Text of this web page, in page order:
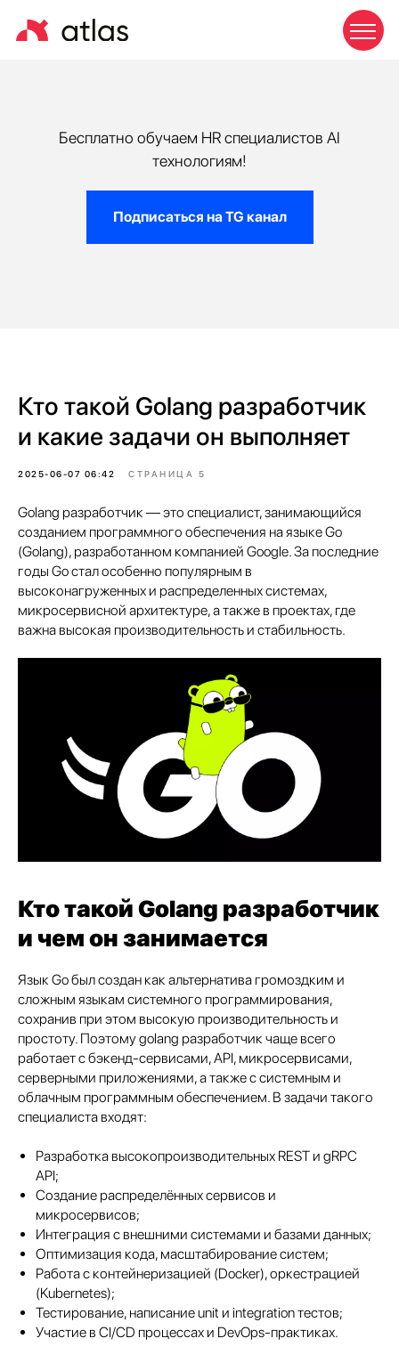
Бесплатно обучаем HR специалистов AI
технологиям!
Подписаться на TG канал
Кто такой Golang разработчик
и какие задачи он выполняет
2025-06-07 06:42 СТРАНИЦА 5
Golang разработчик — это специалист, занимающийся
созданием программного обеспечения на языке Go
(Golang), разработанном компанией Google. За последние
годы Go стал особенно популярным в
высоконагруженных и распределенных системах,
микросервисной архитектуре, а также в проектах, где
важна высокая производительность и стабильность.
Кто такой Golang разработчик
и чем он занимается
Язык Go был создан как альтернатива громоздким и
сложным языкам системного программирования,
сохранив при этом высокую производительность и
простоту. Поэтому golang разработчик чаще всего
работает с бэкенд-сервисами, API, микросервисами,
серверными приложениями, а также с системным и
облачным программным обеспечением. В задачи такого
специалиста входят:
Разработка высокопроизводительных REST и gRPC
API;
Создание распределённых сервисов и
микросервисов;
Интеграция с внешними системами и базами данных;
Оптимизация кода, масштабирование систем;
Работа с контейнеризацией (Docker), оркестрацией
(Kubernetes);
Тестирование, написание unit и integration тестов;
Участие в CI/CD процессах и DevOps-практиках.